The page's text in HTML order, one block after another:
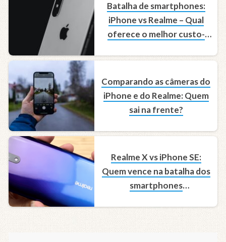
Batalha de smartphones:
iPhone vs Realme – Qual
oferece o melhor custo-
Comparando as câmeras do
iPhone e do Realme: Quem
sai na frente?
Realme X vs iPhone SE:
Quem vence na batalha dos
smartphones